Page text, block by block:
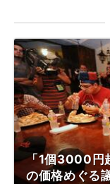
「1個3000円
の価格めぐる